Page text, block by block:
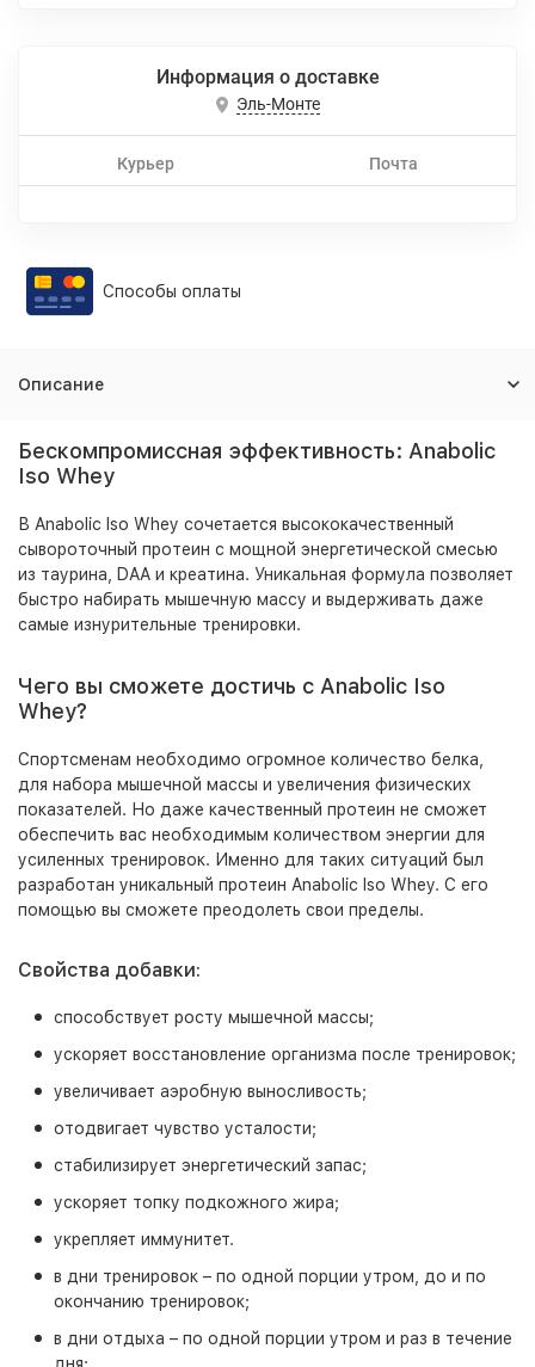
Информация о доставке
Эль-Монте
Курьер Почта
Способы оплаты
Описание
Бескомпромиссная эффективность: Anabolic
Iso Whey
В Anabolic Iso Whey сочетается высококачественный
сывороточный протеин с мощной энергетической смесью
из таурина, DAA и креатина. Уникальная формула позволяет
быстро набирать мышечную массу и выдерживать даже
самые изнурительные тренировки.
Чего вы сможете достичь с Anabolic Iso
Whey?
Спортсменам необходимо огромное количество белка,
для набора мышечной массы и увеличения физических
показателей. Но даже качественный протеин не сможет
обеспечить вас необходимым количеством энергии для
усиленных тренировок. Именно для таких ситуаций был
разработан уникальный протеин Anabolic Iso Whey. С его
помощью вы сможете преодолеть свои пределы.
Свойства добавки:
способствует росту мышечной массы;
ускоряет восстановление организма после тренировок;
увеличивает аэробную выносливость;
отодвигает чувство усталости;
стабилизирует энергетический запас;
ускоряет топку подкожного жира;
укрепляет иммунитет.
в дни тренировок – по одной порции утром, до и по
окончанию тренировок;
в дни отдыха – по одной порции утром и раз в течение